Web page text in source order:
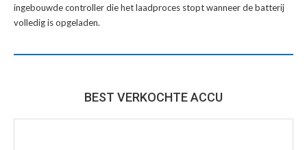
ingebouwde controller die het laadproces stopt wanneer de batterij
volledig is opgeladen.
BEST VERKOCHTE ACCU